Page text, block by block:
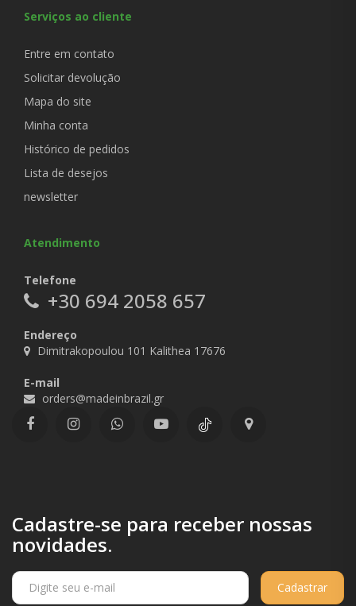
Serviços ao cliente
Entre em contato
Solicitar devolução
Mapa do site
Minha conta
Histórico de pedidos
Lista de desejos
newsletter
Atendimento
Telefone
+30 694 2058 657
Endereço
Dimitrakopoulou 101 Kalithea 17676
E-mail
orders@madeinbrazil.gr
Cadastre-se para receber nossas
novidades.
Cadastrar